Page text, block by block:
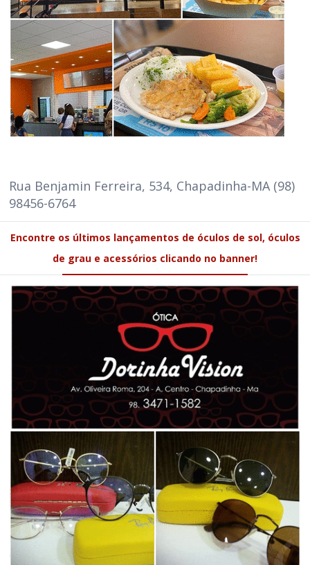
Rua Benjamin Ferreira, 534, Chapadinha-MA (98)
98456-6764
Encontre os últimos lançamentos de óculos de sol, óculos
de grau e acessórios clicando no banner!